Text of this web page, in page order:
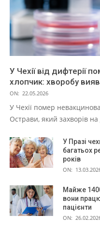
У Чехії від дифтерії
хлопчик: хворобу
ON: 22.05.2026
У Чехії помер
Острави, який захворів
У Празі
багатьох
років
ON:
Майже
вони
пацієнти
ON: